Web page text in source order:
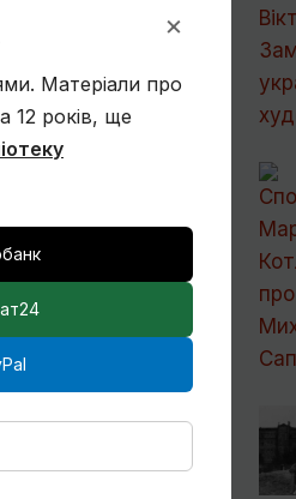
×
Матеріали про
12 років, ще